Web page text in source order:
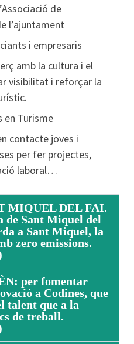
de
l’ajuntament
i empresaris
amb la cultura i el
visibilitat i reforçar la
en Turisme
contacte joves i
per fer projectes,
laboral…
MIQUEL DEL FAI.
de Sant Miquel del
a Sant Miquel, la
zero emissions.
per fomentar
a Codines, que
talent que a la
de treball.